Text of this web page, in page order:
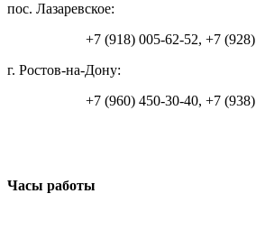
пос. Лазаревское:
+7 (918) 005-62-52, +7
г. Ростов-на-Дону:
+7 (960) 450-30-40, +7
Часы работы